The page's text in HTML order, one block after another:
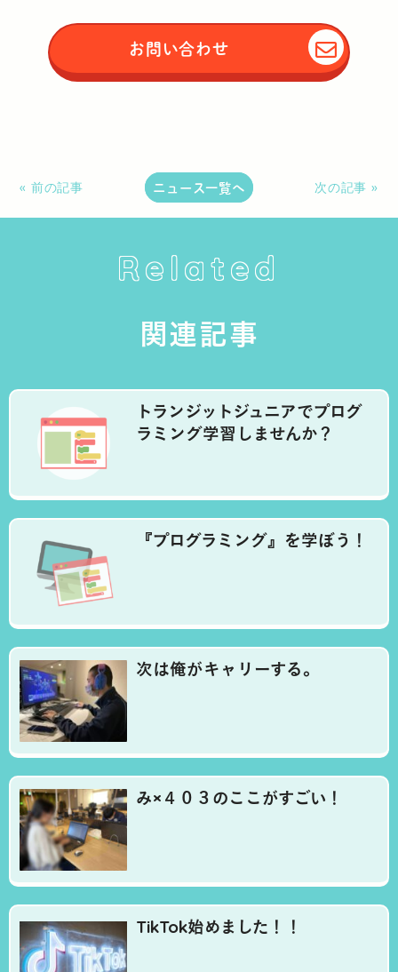
お問い合わせ
« 前の記事 ニュース一覧へ 次の記事 »
Related
関連記事
トランジットジュニアでプログ
ラミング学習しませんか？
『プログラミング』を学ぼう！
次は俺がキャリーする。
み×４０３のここがすごい！
TikTok始めました！！